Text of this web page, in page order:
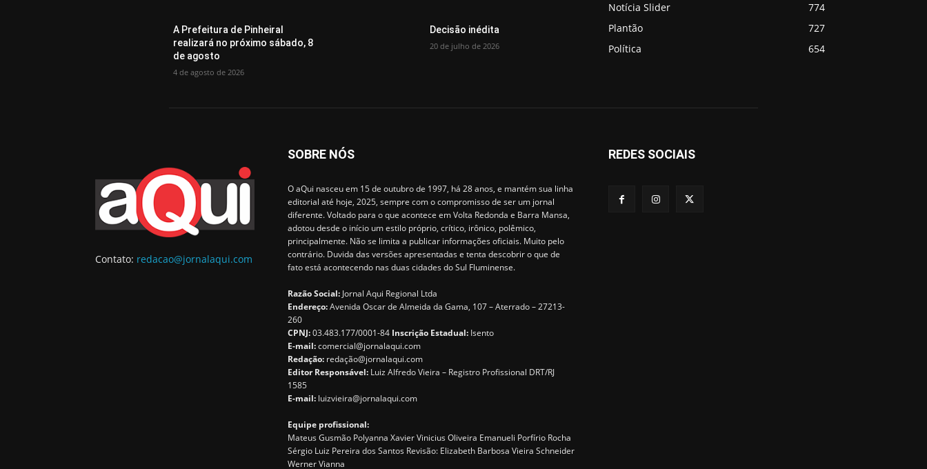
A Prefeitura de Pinheiral
realizará no próximo sábado, 8
de agosto
4 de agosto de 2026
Decisão inédita
20 de julho de 2026
Notícia Slider
774
Plantão
727
Política
654
Contato: redacao@jornalaqui.com
SOBRE NÓS
O aQui nasceu em 15 de outubro de 1997, há 28 anos, e mantém sua linha
editorial até hoje, 2025, sempre com o compromisso de ser um jornal
diferente. Voltado para o que acontece em Volta Redonda e Barra Mansa,
adotou desde o início um estilo próprio, crítico, irônico, polêmico,
principalmente. Não se limita a publicar informações oficiais. Muito pelo
contrário. Duvida das versões apresentadas e tenta descobrir o que de
fato está acontecendo nas duas cidades do Sul Fluminense.
Razão Social: Jornal Aqui Regional Ltda
Endereço:Avenida Oscar de Almeida da Gama, 107 – Aterrado – 27213-
260
CPNJ:03.483.177/0001-84 Inscrição Estadual: Isento
E-mail:comercial@jornalaqui.com
Redação: redação@jornalaqui.com
Editor Responsável: Luiz Alfredo Vieira – Registro Profissional DRT/RJ
1585
E-mail: luizvieira@jornalaqui.com
Equipe profissional:
Mateus Gusmão Polyanna Xavier Vinicius Oliveira Emanueli Porfírio Rocha
Sérgio Luiz Pereira dos Santos Revisão: Elizabeth Barbosa Vieira Schneider
Werner Vianna
REDES SOCIAIS